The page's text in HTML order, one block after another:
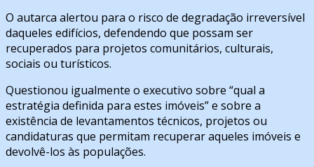
O autarca alertou para o risco de degradação irreversível
daqueles edifícios, defendendo que possam ser
recuperados para projetos comunitários, culturais,
sociais ou turísticos.
Questionou igualmente o executivo sobre “qual a
estratégia definida para estes imóveis” e sobre a
existência de levantamentos técnicos, projetos ou
candidaturas que permitam recuperar aqueles imóveis e
devolvê-los às populações.